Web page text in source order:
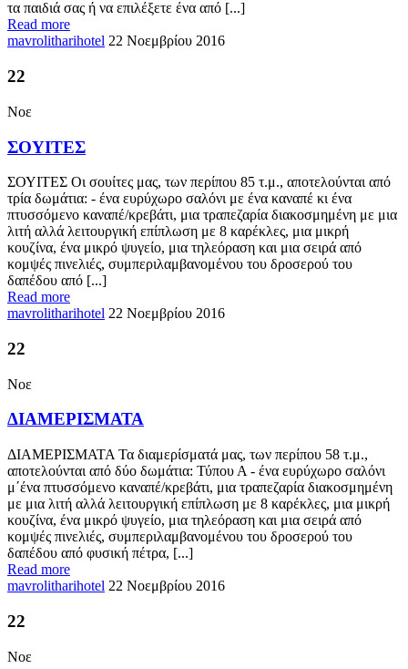
τα παιδιά σας ή να επιλέξετε ένα από [...]
Read more
mavrolitharihotel 22 Νοεμβρίου 2016
22
Νοε
ΣΟΥΙΤΕΣ
ΣΟΥΙΤΕΣ Οι σουίτες μας, των περίπου 85 τ.μ., αποτελούνται από
τρία δωμάτια: - ένα ευρύχωρο σαλόνι με ένα καναπέ κι ένα
πτυσσόμενο καναπέ/κρεβάτι, μια τραπεζαρία διακοσμημένη με μια
λιτή αλλά λειτουργική επίπλωση με 8 καρέκλες, μια μικρή
κουζίνα, ένα μικρό ψυγείο, μια τηλεόραση και μια σειρά από
κομψές πινελιές, συμπεριλαμβανομένου του δροσερού του
δαπέδου από [...]
Read more
mavrolitharihotel 22 Νοεμβρίου 2016
22
Νοε
ΔΙΑΜΕΡΙΣΜΑΤΑ
ΔΙΑΜΕΡΙΣΜΑΤΑ Τα διαμερίσματά μας, των περίπου 58 τ.μ.,
αποτελούνται από δύο δωμάτια: Τύπου Α - ένα ευρύχωρο σαλόνι
μ΄ένα πτυσσόμενο καναπέ/κρεβάτι, μια τραπεζαρία διακοσμημένη
με μια λιτή αλλά λειτουργική επίπλωση με 8 καρέκλες, μια μικρή
κουζίνα, ένα μικρό ψυγείο, μια τηλεόραση και μια σειρά από
κομψές πινελιές, συμπεριλαμβανομένου του δροσερού του
δαπέδου από φυσική πέτρα, [...]
Read more
mavrolitharihotel 22 Νοεμβρίου 2016
22
Νοε